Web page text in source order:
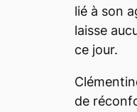
lié à son
laisse
ce jour.
de